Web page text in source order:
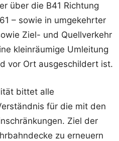
über die B41 Richtung
– sowie in umgekehrter
Ziel- und Quellverkehr
kleinräumige Umleitung
vor Ort ausgeschildert ist.
bittet alle
für die mit den
Ziel der
zu erneuern